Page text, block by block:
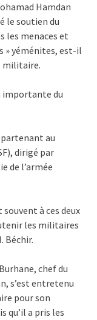
Hamdan
le soutien du
les menaces et
» yéménites, est-il
militaire.
importante du
au
dirigé par
de l’armée
à ces deux
les militaires
Béchir.
chef du
s’est entretenu
pour son
qu’il a pris les